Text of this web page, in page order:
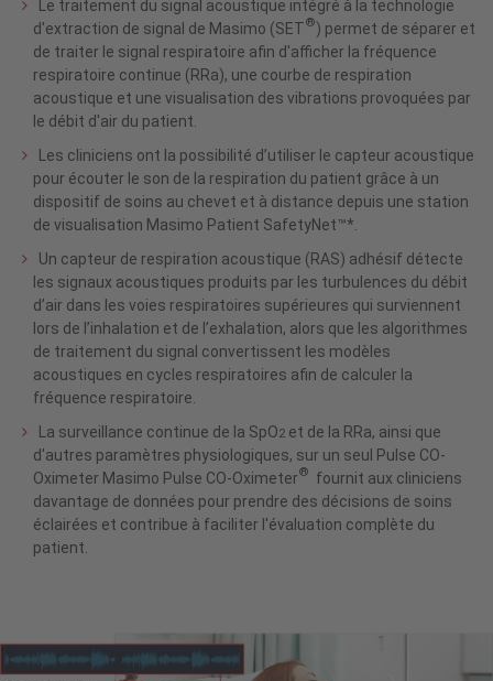
Le traitement du signal acoustique intégré à la technologie
d'extraction de signal de Masimo (SET®) permet de séparer et
de traiter le signal respiratoire afin d'afficher la fréquence
respiratoire continue (RRa), une courbe de respiration
acoustique et une visualisation des vibrations provoquées par
le débit d'air du patient.
Les cliniciens ont la possibilité d’utiliser le capteur acoustique
pour écouter le son de la respiration du patient grâce à un
dispositif de soins au chevet et à distance depuis une station
de visualisation Masimo Patient SafetyNet™*.
Un capteur de respiration acoustique (RAS) adhésif détecte
les signaux acoustiques produits par les turbulences du débit
d’air dans les voies respiratoires supérieures qui surviennent
lors de l’inhalation et de l’exhalation, alors que les algorithmes
de traitement du signal convertissent les modèles
acoustiques en cycles respiratoires afin de calculer la
fréquence respiratoire.
La surveillance continue de la SpO2 et de la RRa, ainsi que
d'autres paramètres physiologiques, sur un seul Pulse CO-
Oximeter Masimo Pulse CO-Oximeter®
fournit aux cliniciens
davantage de données pour prendre des décisions de soins
éclairées et contribue à faciliter l'évaluation complète du
patient.